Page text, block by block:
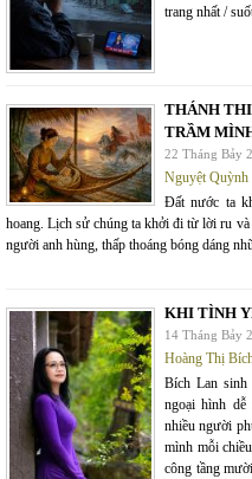
trang nhất /
THÁNH
TRẦM
22 Tháng Bảy
Nguyệt Quỳnh
Đất nước ta
hoang. Lịch sử chúng ta khởi đi từ lời ru
người anh hùng, thấp thoáng bóng dáng
KHI TÌNH
14 Tháng Bảy
Hoàng Thị
Bích Lan
ngoại hình
nhiều người
mình mỗi
công tầng